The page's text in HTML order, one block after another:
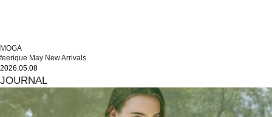
MOGA
feerique May New Arrivals
2026.05.08
JOURNAL